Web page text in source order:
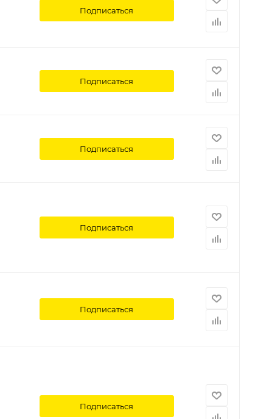
Подписаться
Подписаться
Подписаться
Подписаться
Подписаться
Подписаться